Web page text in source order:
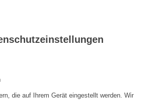
die auf Ihrem Gerät eingestellt werden. Wir